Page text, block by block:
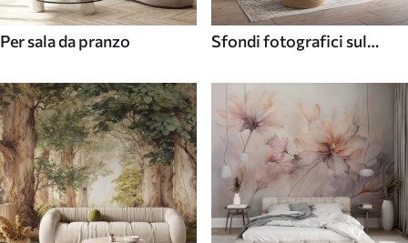
Per sala da pranzo
Sfondi fotografici sul